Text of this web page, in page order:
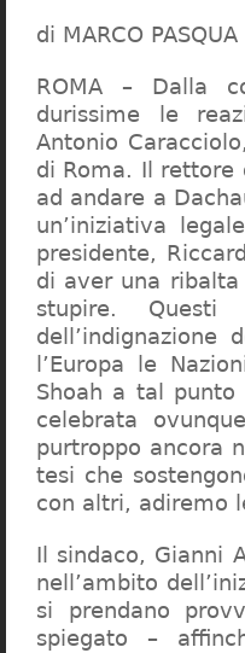
di MARCO PASQUA
ROMA – Dalla
durissime le
Antonio
di Roma. Il rettore
ad andare a
un’iniziativa
presidente,
di aver una
stupire.
dell’indignazione
l’Europa le
Shoah a tal
celebrata
purtroppo ancora
tesi che
con altri, adiremo
Il sindaco, Gianni
nell’ambito
si prendano
spiegato –